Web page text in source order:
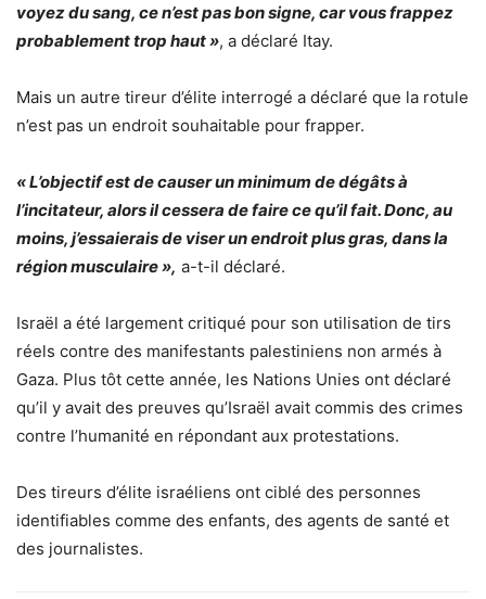
voyez du sang, ce n’est pas bon signe, car vous frappez
probablement trop haut », a déclaré Itay.
Mais un autre tireur d’élite interrogé a déclaré que la rotule
n’est pas un endroit souhaitable pour frapper.
« L’objectif est de causer un minimum de dégâts à
l’incitateur, alors il cessera de faire ce qu’il fait. Donc, au
moins, j’essaierais de viser un endroit plus gras, dans la
région musculaire », a-t-il déclaré.
Israël a été largement critiqué pour son utilisation de tirs
réels contre des manifestants palestiniens non armés à
Gaza. Plus tôt cette année, les Nations Unies ont déclaré
qu’il y avait des preuves qu’Israël avait commis des crimes
contre l’humanité en répondant aux protestations.
Des tireurs d’élite israéliens ont ciblé des personnes
identifiables comme des enfants, des agents de santé et
des journalistes.